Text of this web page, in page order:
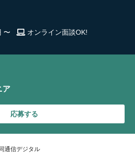
〜 オンライン面談OK!
ア
応募する
通信デジタル